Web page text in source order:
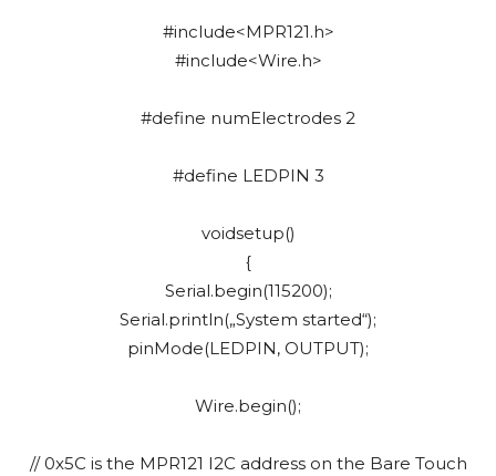
#include<MPR121.h>
#include<Wire.h>
#define numElectrodes 2
#define LEDPIN 3
voidsetup()
{
Serial.begin(115200);
Serial.println(„System started“);
pinMode(LEDPIN, OUTPUT);
Wire.begin();
// 0x5C is the MPR121 I2C address on the Bare Touch